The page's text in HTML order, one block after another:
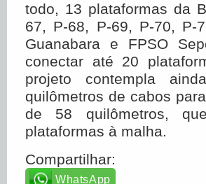
todo, 13 plataformas da
67, P-68, P-69, P-70, P-
Guanabara e FPSO
conectar até 20
projeto contempla
quilômetros de cabos
de 58 quilômetros,
plataformas à malha.
Compartilhar:
WhatsApp